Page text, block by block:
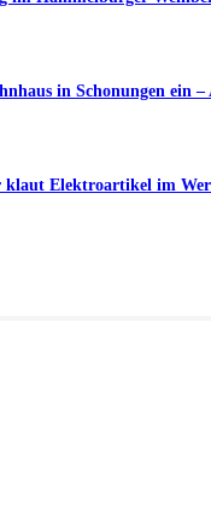
in Schonungen ein
klaut Elektroartikel im